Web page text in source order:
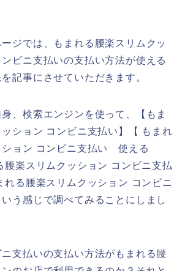
ジでは、もまれる腰楽スリムクッ
ビニ支払いの支払い方法が使える
記事にさせていただきます。
、検索エンジンを使って、【もま
ション コンビニ支払い】【 もまれ
ション コンビニ支払い 使える
腰楽スリムクッション コンビニ支払
れる腰楽スリムクッション コンビニ
う感じで調べてみることにしまし
支払いの支払い方法がもまれる腰